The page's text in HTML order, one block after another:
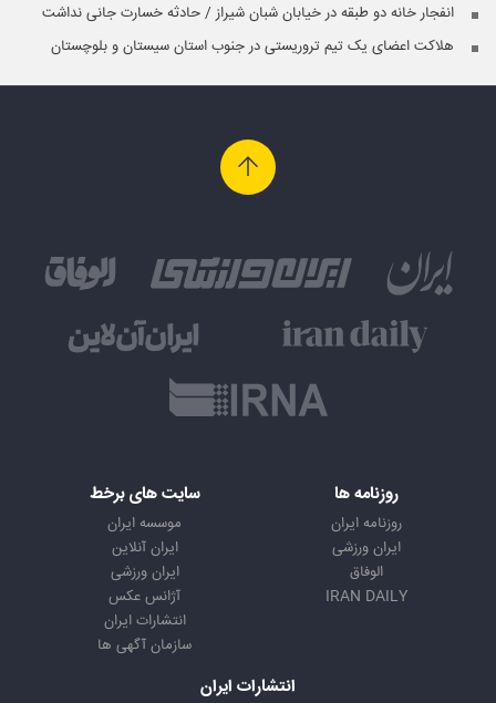
انفجار خانه دو طبقه در خیابان شبان شیراز / حادثه خسارت جانی نداشت
هلاکت اعضای یک تیم تروریستی در جنوب استان سیستان و بلوچستان
روزنامه ها
روزنامه ایران
ایران ورزشی
الوفاق
IRAN DAILY
سایت های برخط
موسسه ایران
ایران آنلاین
ایران ورزشی
آژانس عکس
انتشارات ایران
سازمان آگهی ها
انتشارات ایران